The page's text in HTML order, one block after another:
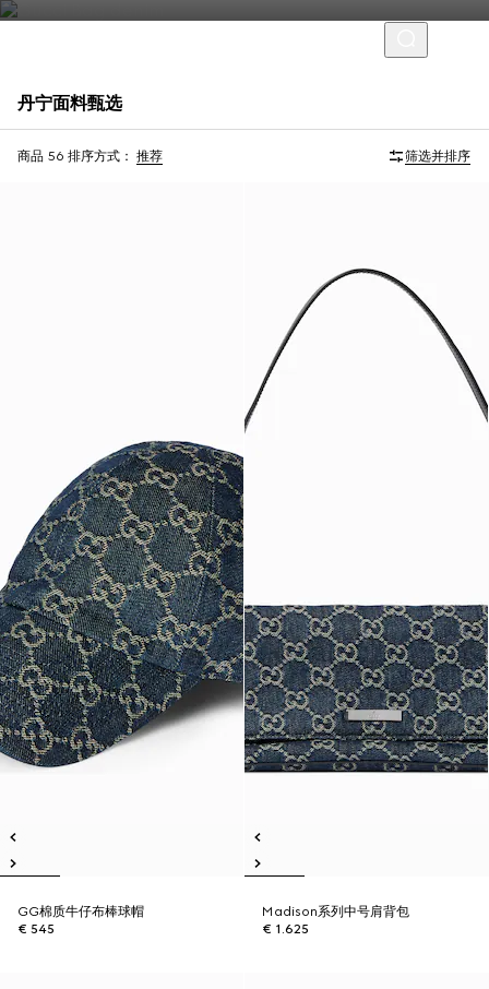
丹宁面料甄选
商品 56 排序方式： 推荐 筛选并排序
GG棉质牛仔布棒球帽
€ 545
Madison系列中号肩背包
€ 1.625